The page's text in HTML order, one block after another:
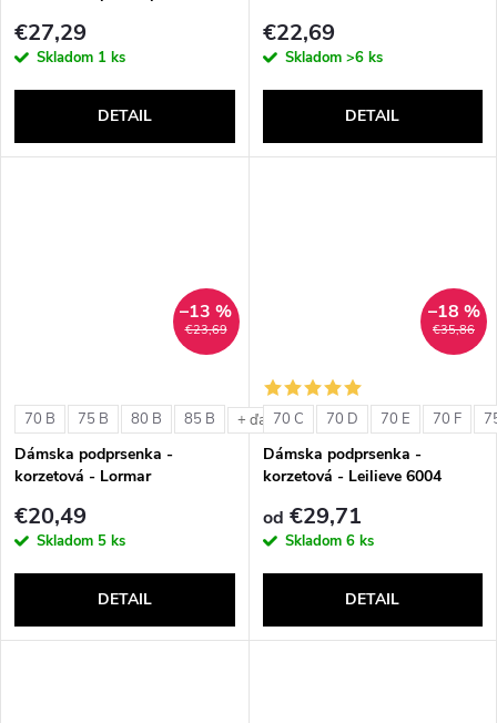
€27,29
Skladom 1 ks
DETAIL
€22,69
Skladom >6 ks
DETAIL
€23,69
–13 %
70 B 75 B 80 B 85 B + ďalšie
Dámska podprsenka -
korzetová - Lormar
€20,49
Skladom 5 ks
DETAIL
€35,86
–18 %
70 C 70 D 70 E 70 F
Dámska podprsenka -
korzetová - Leilieve 6004
od €29,71
Skladom 6 ks
DETAIL